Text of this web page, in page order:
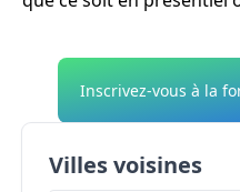
Inscrivez-vous à la
Villes voisines